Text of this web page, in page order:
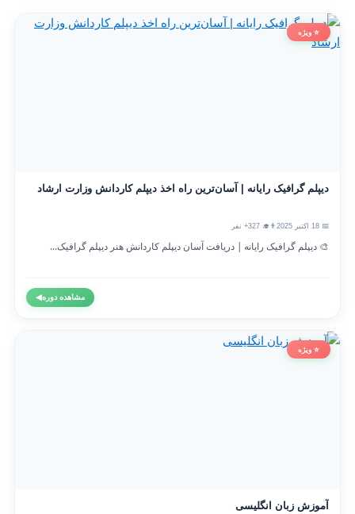
⭐ ویژه
دیپلم گرافیک رایانه | آسان‌ترین راه اخذ دیپلم کاردانش وزارت ارشاد
👨‍🎓 327+ نفر
🎨 دیپلم گرافیک رایانه | دریافت آسان دیپلم کاردانش هنر دیپلم گرافیک...
مشاهده دوره◀
⭐ ویژه
آموزش زبان انگلیسی